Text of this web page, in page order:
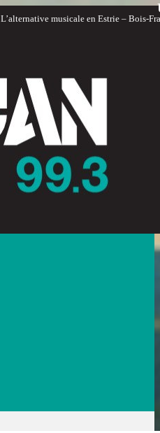
musicale en Estrie – Bois-Francs |